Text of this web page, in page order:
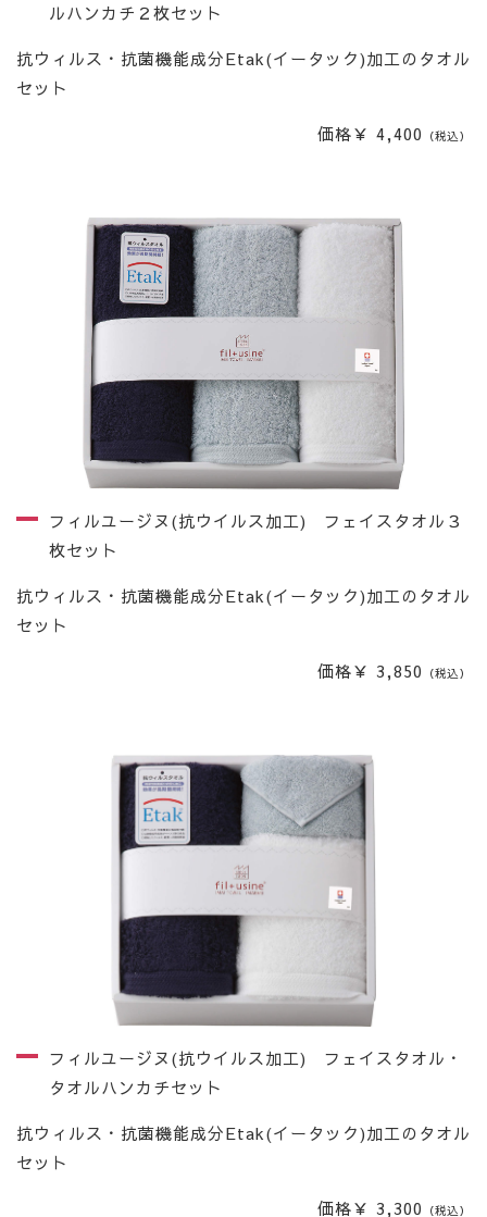
ルハンカチ２枚セット
抗ウィルス・抗菌機能成分Etak(イータック)加工のタオル
セット
価格￥ 4,400 （税込）
フィルユージヌ(抗ウイルス加工) フェイスタオル３
枚セット
抗ウィルス・抗菌機能成分Etak(イータック)加工のタオル
セット
価格￥ 3,850 （税込）
フィルユージヌ(抗ウイルス加工) フェイスタオル・
タオルハンカチセット
抗ウィルス・抗菌機能成分Etak(イータック)加工のタオル
セット
価格￥ 3,300 （税込）